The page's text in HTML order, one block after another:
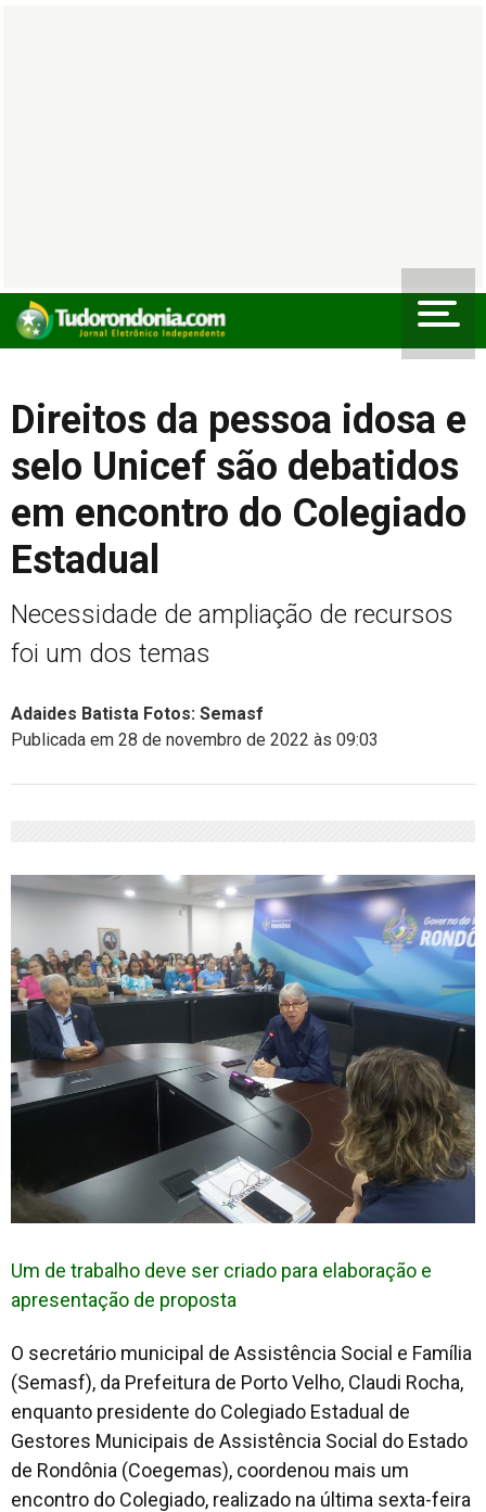
Direitos da pessoa idosa e
selo Unicef são debatidos
em encontro do Colegiado
Estadual
Necessidade de ampliação de recursos
foi um dos temas
Adaides Batista Fotos: Semasf
Publicada em 28 de novembro de 2022 às 09:03
Um de trabalho deve ser criado para elaboração e
apresentação de proposta
O secretário municipal de Assistência Social e Família
(Semasf), da Prefeitura de Porto Velho, Claudi Rocha,
enquanto presidente do Colegiado Estadual de
Gestores Municipais de Assistência Social do Estado
de Rondônia (Coegemas), coordenou mais um
encontro do Colegiado, realizado na última sexta-feira